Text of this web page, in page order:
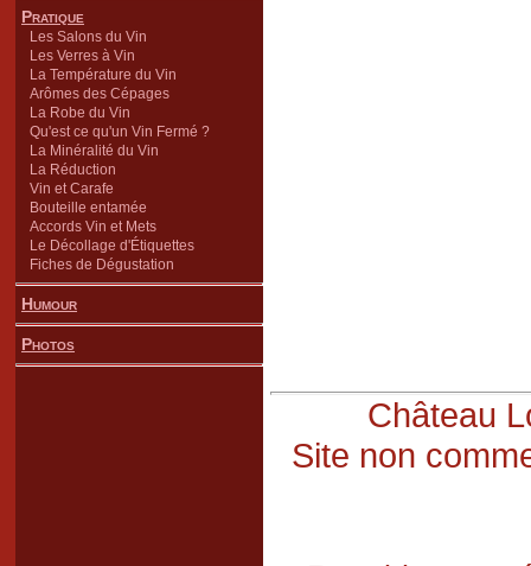
Pratique
Les Salons du Vin
Les Verres à Vin
La Température du Vin
Arômes des Cépages
La Robe du Vin
Qu'est ce qu'un Vin Fermé ?
La Minéralité du Vin
La Réduction
Vin et Carafe
Bouteille entamée
Accords Vin et Mets
Le Décollage d'Étiquettes
Fiches de Dégustation
Humour
Photos
Château
Site non